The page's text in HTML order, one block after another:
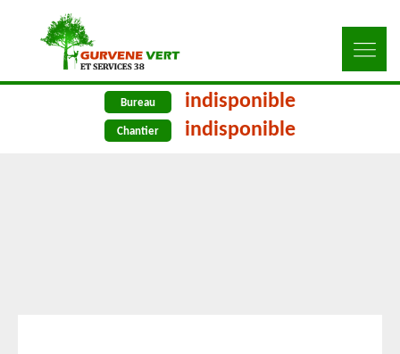
Bureau indisponible
Chantier indisponible